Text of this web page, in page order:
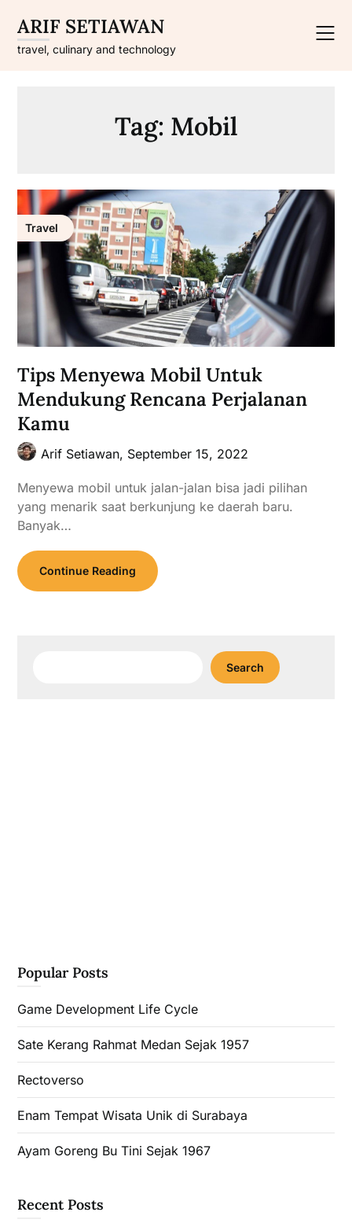
content
ARIF SETIAWAN
travel, culinary and technology
Tag: Mobil
Travel
Tips Menyewa Mobil Untuk
Mendukung Rencana Perjalanan
Kamu
Arif Setiawan, September 15, 2022
Menyewa mobil untuk jalan-jalan bisa jadi pilihan
yang menarik saat berkunjung ke daerah baru.
Banyak…
Continue Reading
Search
Popular Posts
Game Development Life Cycle
Sate Kerang Rahmat Medan Sejak 1957
Rectoverso
Enam Tempat Wisata Unik di Surabaya
Ayam Goreng Bu Tini Sejak 1967
Recent Posts